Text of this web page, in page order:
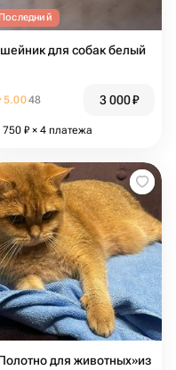
Последний
Ошейник для собак белый
5.0048 3 000₽
750 ₽ × 4 платежа
для животных»из